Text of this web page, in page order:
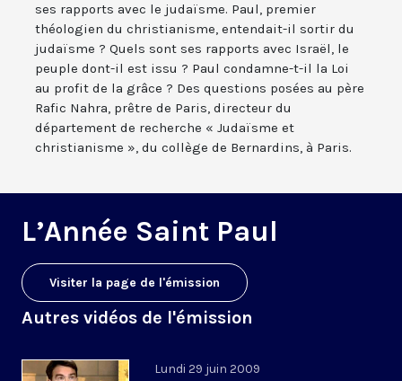
ses rapports avec le judaïsme. Paul, premier
théologien du christianisme, entendait-il sortir du
judaïsme ? Quels sont ses rapports avec Israël, le
peuple dont-il est issu ? Paul condamne-t-il la Loi
au profit de la grâce ? Des questions posées au père
Rafic Nahra, prêtre de Paris, directeur du
département de recherche « Judaïsme et
christianisme », du collège de Bernardins, à Paris.
L’Année Saint Paul
Visiter la page de l'émission
Autres vidéos de l'émission
Lundi 29 juin 2009